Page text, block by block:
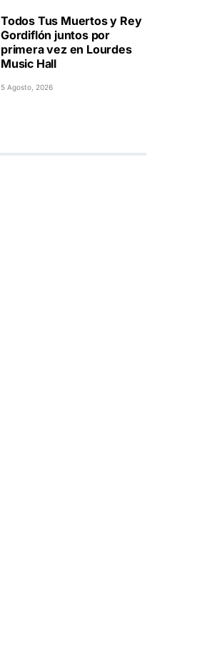
Todos Tus Muertos y Rey
Gordiflón juntos por
primera vez en Lourdes
Music Hall
5 Agosto, 2026